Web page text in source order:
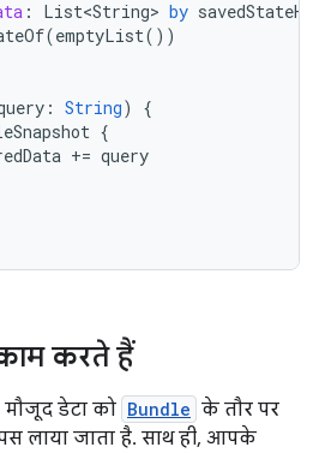
: List<String> by
(emptyList())
: String)
{
{
+= query
करते हैं
डेटा को Bundle के तौर पर
लाया जाता है. साथ ही, आपके